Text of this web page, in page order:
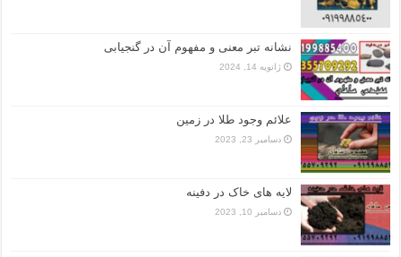
نشانه تبر معنی و مفهوم آن در گنجیابی
ژانویه 14, 2024
علائم وجود طلا در زمین
دسامبر 23, 2023
لایه های خاک در دفینه
دسامبر 10, 2023